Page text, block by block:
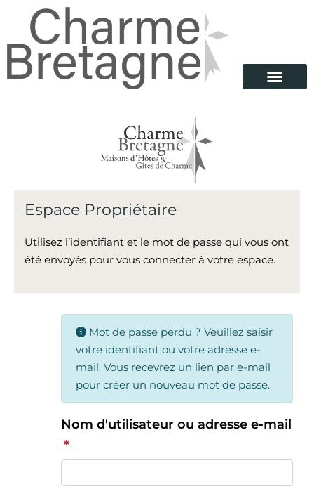
Espace Propriétaire
Utilisez l’identifiant et le mot de passe qui vous ont
été envoyés pour vous connecter à votre espace.
Mot de passe perdu ? Veuillez saisir
votre identifiant ou votre adresse e-
mail. Vous recevrez un lien par e-mail
pour créer un nouveau mot de passe.
Nom d'utilisateur ou adresse e-mail
*